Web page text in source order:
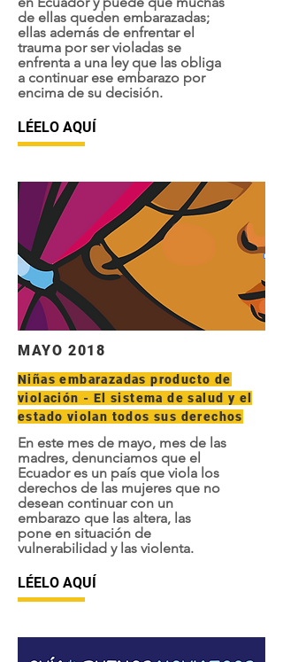
de ellas queden embarazadas;
ellas además de enfrentar el
trauma por ser violadas se
enfrenta a una ley que las obliga
a continuar ese embarazo por
encima de su decisión.
LÉELO AQUÍ
MAYO 2018
Niñas embarazadas producto de
violación - El sistema de salud y el
estado violan todos sus derechos
En este mes de mayo, mes de las
madres, denunciamos que el
Ecuador es un país que viola los
derechos de las mujeres que no
desean continuar con un
embarazo que las altera, las
pone en situación de
vulnerabilidad y las violenta.
LÉELO AQUÍ